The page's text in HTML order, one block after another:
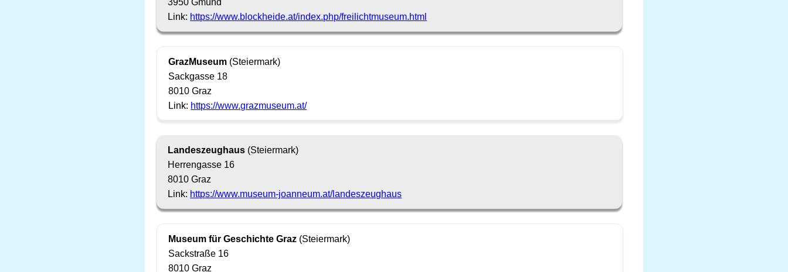
3950 Gmünd
Link: https://www.blockheide.at/index.php/freilichtmuseum.html
GrazMuseum (Steiermark)
Sackgasse 18
8010 Graz
Link: https://www.grazmuseum.at/
Landeszeughaus (Steiermark)
Herrengasse 16
8010 Graz
Link: https://www.museum-joanneum.at/landeszeughaus
Museum für Geschichte Graz (Steiermark)
Sackstraße 16
8010 Graz